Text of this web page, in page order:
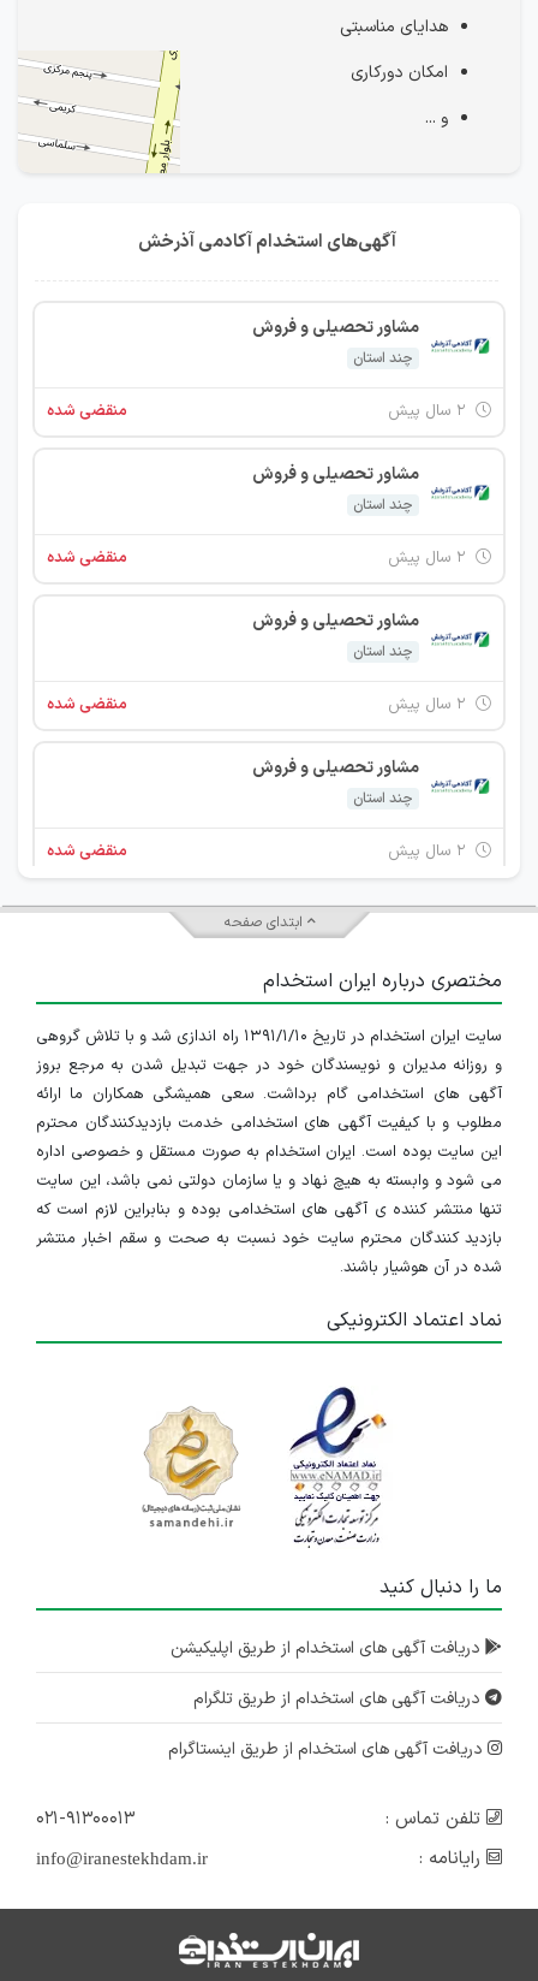
هدایای مناسبتی
امکان دورکاری
و ...
آگهی‌های استخدام آکادمی آذرخش
مشاور تحصیلی و فروش
چند استان
منقضی شده
مشاور تحصیلی و فروش
چند استان
منقضی شده
مشاور تحصیلی و فروش
چند استان
منقضی شده
مشاور تحصیلی و فروش
چند استان
منقضی شده
مشاور تحصیلی و فروش
۳ سال پیش منقضی شده
چند استان
۳ سال پیش منقضی شده
چند استان
مشاور و برنامه ریز تحصیلی
چند استان
۴ سال پیش
مشاور و برنامه ریز تحصیلی
چند استان
ابتدای صفحه
مختصری درباره ایران استخدام
سایت ایران استخدام در تاریخ ۱۳۹۱/۱/۱۰ راه اندازی شد و با تلاش گروهی
و روزانه مدیران و نویسندگان خود در جهت تبدیل شدن به مرجع بروز
آگهی های استخدامی گام برداشت. سعی همیشگی همکاران ما ارائه
مطلوب و با کیفیت آگهی های استخدامی خدمت بازدیدکنندگان محترم
این سایت بوده است. ایران استخدام به صورت مستقل و خصوصی اداره
می شود و وابسته به هیچ نهاد و یا سازمان دولتی نمی باشد، این سایت
تنها منتشر کننده ی آگهی های استخدامی بوده و بنابراین لازم است که
بازدید کنندگان محترم سایت خود نسبت به صحت و سقم اخبار منتشر
شده در آن هوشیار باشند.
نماد اعتماد الکترونیکی
ما را دنبال کنید
دریافت آگهی های استخدام از طریق اپلیکیشن
دریافت آگهی های استخدام از طریق تلگرام
دریافت آگهی های استخدام از طریق اینستاگرام
تلفن تماس :
۰۲۱-۹۱۳۰۰۰۱۳
رایانامه :
info@iranestekhdam.ir